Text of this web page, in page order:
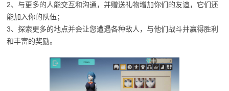
2、与更多的人能交互和沟通，并赠送礼物增加你们的友谊，它们还
能加入你的队伍；
3、探索更多的地点并会让您遭遇各种敌人，与他们战斗并赢得胜利
和丰富的奖励。